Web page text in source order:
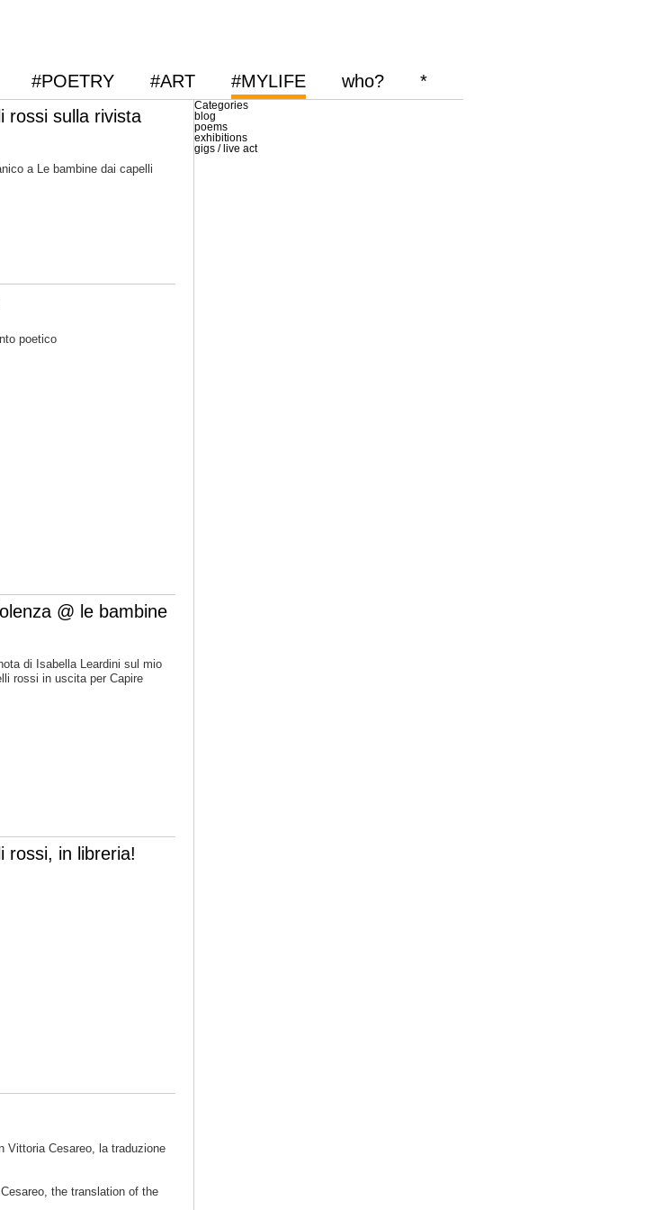
#POETRY #ART #MYLIFE who?
*
rossi sulla rivista
a Le bambine dai capelli
poetico
@ le bambine
di Isabella Leardini sul mio
rossi in uscita per Capire
rossi, in libreria!
Vittoria Cesareo, la traduzione
the translation of the
Categories
blog
poems
exhibitions
gigs / live act